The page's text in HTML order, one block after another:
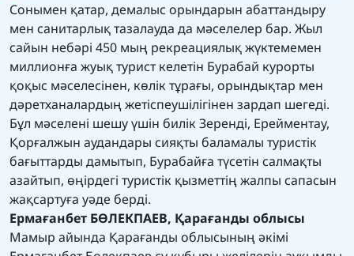
Сонымен қатар, демалыс орындарын абаттандыру
мен санитарлық тазалауда да мәселелер бар. Жыл
сайын небәрі 450 мың рекреациялық жүктемемен
миллионға жуық турист келетін Бурабай курорты
қоқыс мәселесінен, көлік тұрағы, орындықтар мен
дәретханалардың жетіспеушілігінен зардап шегеді.
Бұл мәселені шешу үшін билік Зеренді, Ерейментау,
Қорғалжын аудандары сияқты баламалы туристік
бағыттарды дамытып, Бурабайға түсетін салмақты
азайтып, өңірдегі туристік қызметтің жалпы сапасын
жақсартуға уәде берді.
Ермағанбет БӨЛЕКПАЕВ, Қарағанды облысы
Мамыр айында Қарағанды ​​облысының әкімі